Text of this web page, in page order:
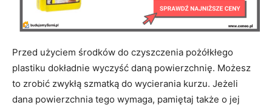
Przed użyciem środków do czyszczenia pożółkłego
plastiku dokładnie wyczyść daną powierzchnię. Możesz
to zrobić zwykłą szmatką do wycierania kurzu. Jeżeli
dana powierzchnia tego wymaga, pamiętaj także o jej